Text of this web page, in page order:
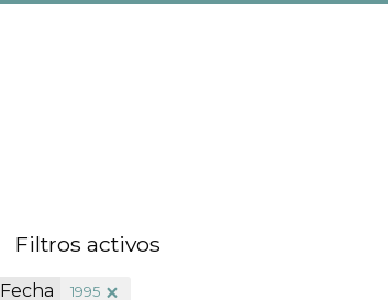
Filtros activos
Fecha 1995